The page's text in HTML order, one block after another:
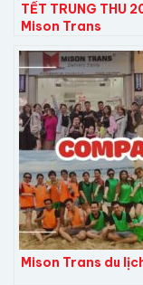
TẾT TRUNG THU
Mison Trans
Mison Trans du